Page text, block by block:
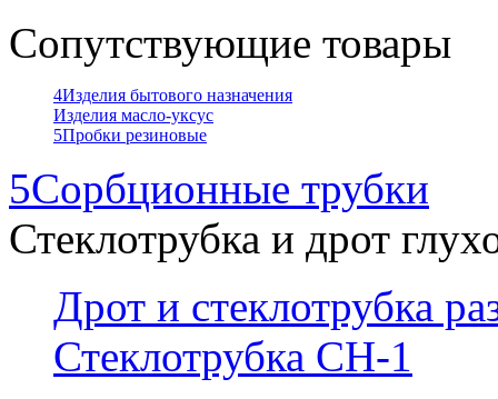
Сопутствующие товары
4Изделия бытового назначения
Изделия масло-уксус
5Пробки резиновые
5Сорбционные трубки
Стеклотрубка и дрот
Дрот и стеклотрубка
Стеклотрубка СН-1